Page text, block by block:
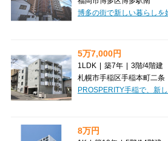
5万7,000円
1LDK | 築7年 | 3階/4階建
札幌市手稲区手稲本町二条
8万円